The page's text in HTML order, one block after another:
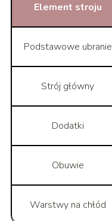
Element stroju
Podstawowe ubranie
Strój główny
Dodatki
Obuwie
Warstwy na chłód